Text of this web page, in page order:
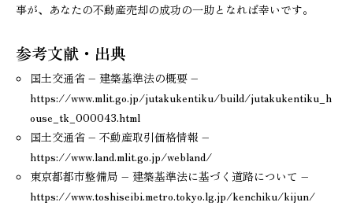
事が、あなたの不動産売却の成功の一助となれば幸いです。
参考文献・出典
国土交通省 – 建築基準法の概要 –
https://www.mlit.go.jp/jutakukentiku/build/jutakukentiku_h
ouse_tk_000043.html
国土交通省 – 不動産取引価格情報 –
https://www.land.mlit.go.jp/webland/
東京都都市整備局 – 建築基準法に基づく道路について –
https://www.toshiseibi.metro.tokyo.lg.jp/kenchiku/kijun/